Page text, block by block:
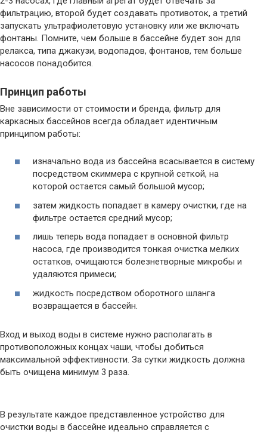
фильтрацию, второй будет создавать противоток, а третий
запускать ультрафиолетовую установку или же включать
фонтаны. Помните, чем больше в бассейне будет зон для
релакса, типа джакузи, водопадов, фонтанов, тем больше
насосов понадобится.
Принцип работы
Вне зависимости от стоимости и бренда, фильтр для
каркасных бассейнов всегда обладает идентичным
принципом работы:
изначально вода из бассейна всасывается в систему
посредством скиммера с крупной сеткой, на
которой остается самый большой мусор;
затем жидкость попадает в камеру очистки, где на
фильтре остается средний мусор;
лишь теперь вода попадает в основной фильтр
насоса, где производится тонкая очистка мелких
остатков, очищаются болезнетворные микробы и
удаляются примеси;
жидкость посредством оборотного шланга
возвращается в бассейн.
Вход и выход воды в системе нужно располагать в
противоположных концах чаши, чтобы добиться
максимальной эффективности. За сутки жидкость должна
быть очищена минимум 3 раза.
В результате каждое представленное устройство для
очистки воды в бассейне идеально справляется с